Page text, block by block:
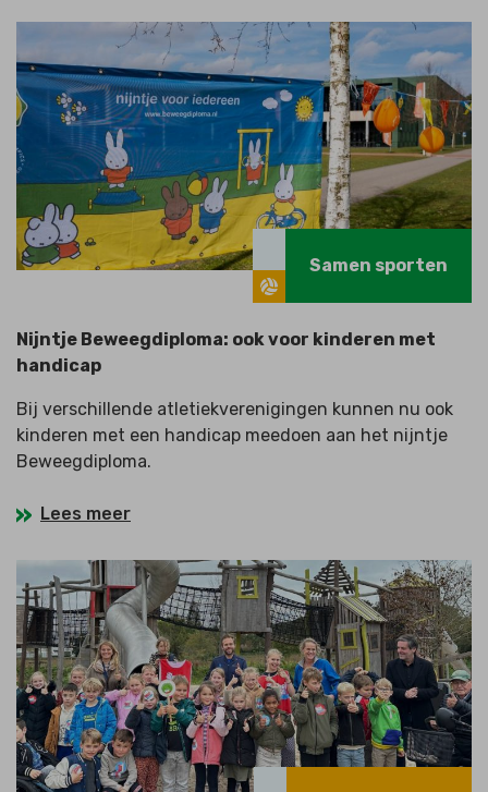
Samen sporten
Nijntje Beweegdiploma: ook voor kinderen met
handicap
Bij verschillende atletiekverenigingen kunnen nu ook
kinderen met een handicap meedoen aan het nijntje
Beweegdiploma.
Lees meer